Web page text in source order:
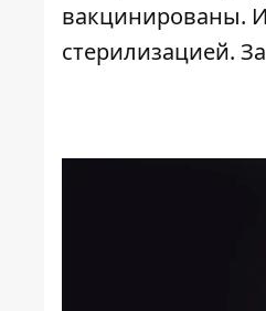
вакцинированы.
стерилизацией.